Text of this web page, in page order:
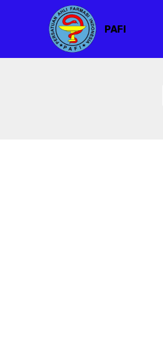
PAFI